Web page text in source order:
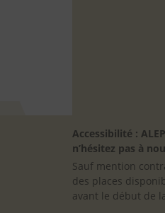
Accessibilité :
n’hésitez pas à
Sauf mention
des places
avant le début de